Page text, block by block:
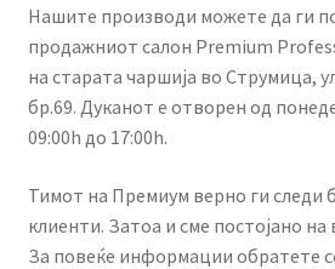
Нашите производи можете да ги
продажниот салон Premium
на старата чаршија во Струмица,
бр.69. Дуканот е отворен од
09:00h до 17:00h.
Тимот на Премиум верно ги следи
клиенти. Затоа и сме постојано
За повеќе информации обратете